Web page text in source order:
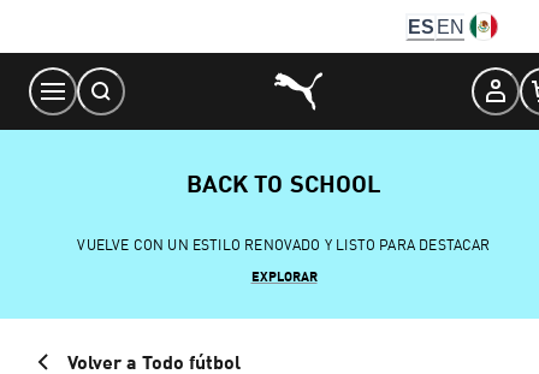
Content
ES EN
BACK TO SCHOOL
VUELVE CON UN ESTILO RENOVADO Y LISTO PARA DESTACAR
EXPLORAR
Volver a Todo fútbol